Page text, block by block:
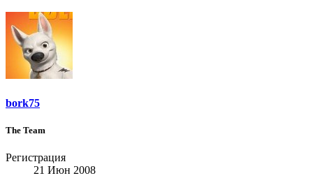
bork75
The Team
Регистрация
21 Июн 2008